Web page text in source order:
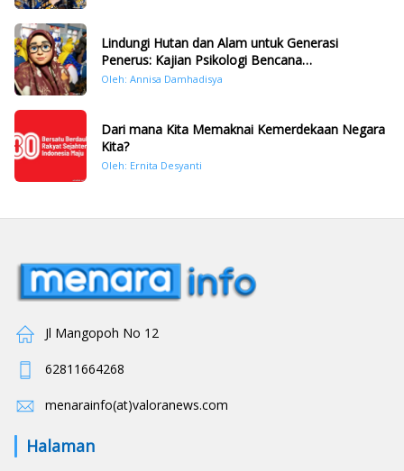
Lindungi Hutan dan Alam untuk Generasi
Penerus: Kajian Psikologi Bencana
Hidrometeorologi di Sumatera Pasca Tragedi
Oleh: Annisa Damhadisya
Dari mana Kita Memaknai Kemerdekaan Negara
Kita?
Oleh: Ernita Desyanti
Jl Mangopoh No 12
62811664268
menarainfo(at)valoranews.com
Halaman